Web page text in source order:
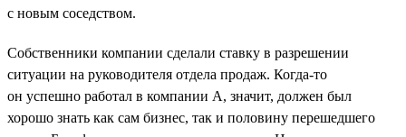
с новым соседством.
Собственники компании сделали ставку в разрешении
ситуации на руководителя отдела продаж. Когда-то
он успешно работал в компании А, значит, должен был
хорошо знать как сам бизнес, так и половину перешедшего